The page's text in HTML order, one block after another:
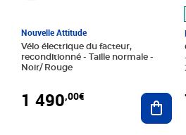
Nouvelle Attitude
Vélo électrique du facteur,
reconditionné - Taille normale -
Noir/ Rouge
1 490,00€